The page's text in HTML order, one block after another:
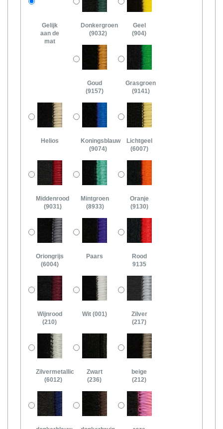
Gelijk
aan de
mat
Donkergroen
(9032)
Geel
(904)
Goud
(9157)
Grasgroen
(9141)
Helios
Koningsblauw
(9074)
Lichtgeel
(6007)
Middenrood
(9031)
Mintgroen
(8933)
Oranje
(9130)
Oriongrijs
(6004)
Paars
Rood
9135
Wijnrood
(210)
Wit (001)
Zilver
(217)
Zilvermetallic
(6012)
Zwart
(236)
beige
(212)